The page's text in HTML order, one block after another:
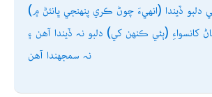
(انھيءَ چوڻ ڪري پنھنجي ڀانئڻ ۾) الله ۽ مؤمنن کي دلبو ڏيندا
کانسواءِ (ٻئي ڪنھن کي) دلبو نہ ڏيندا آھن ۽
نہ سمجھندا آھن